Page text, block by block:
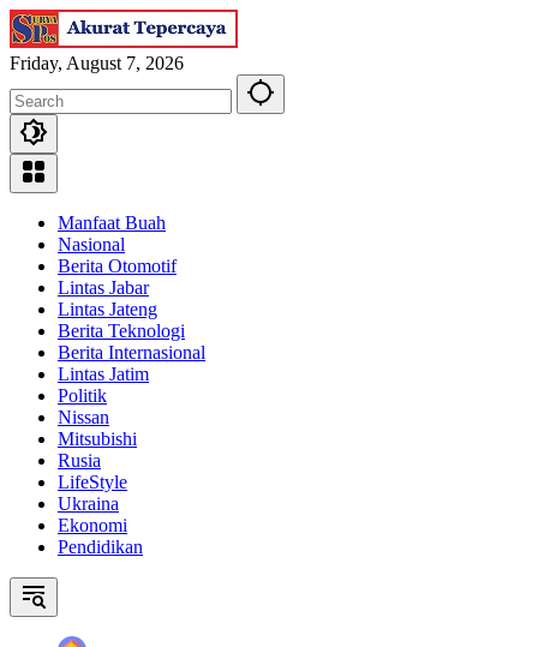
Skip
to
content
Friday, August 7, 2026
Manfaat Buah
Nasional
Berita Otomotif
Lintas Jabar
Lintas Jateng
Berita Teknologi
Berita Internasional
Lintas Jatim
Politik
Nissan
Mitsubishi
Rusia
LifeStyle
Ukraina
Ekonomi
Pendidikan